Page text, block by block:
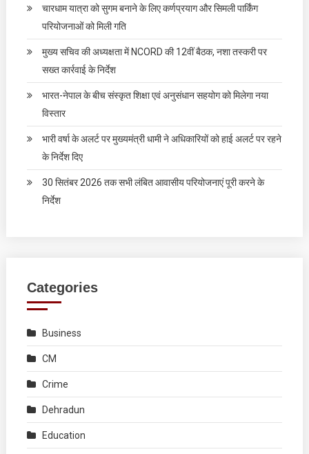
चारधाम यात्रा को सुगम बनाने के लिए कर्णप्रयाग और सिमली पार्किंग
परियोजनाओं को मिली गति
मुख्य सचिव की अध्यक्षता में NCORD की 12वीं बैठक, नशा तस्करी पर
सख्त कार्रवाई के निर्देश
भारत-नेपाल के बीच संस्कृत शिक्षा एवं अनुसंधान सहयोग को मिलेगा नया
विस्तार
भारी वर्षा के अलर्ट पर मुख्यमंत्री धामी ने अधिकारियों को हाई अलर्ट पर रहने
के निर्देश दिए
30 सितंबर 2026 तक सभी लंबित आवासीय परियोजनाएं पूरी करने के
निर्देश
Categories
Business
CM
Crime
Dehradun
Education